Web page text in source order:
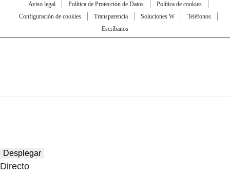
Aviso legal Política de Protección de Datos
Política de cookies
Configuración de cookies
Transparencia Soluciones W
Teléfonos
Escríbanos
Desplegar
Directo